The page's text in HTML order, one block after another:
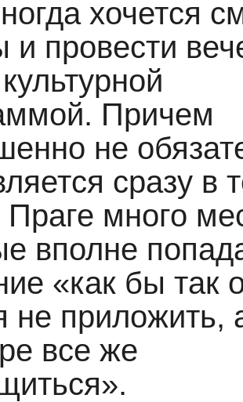
хочется
и провести
Причем
не
сразу в
Праге много
вполне
«как бы так
не приложить,
все же